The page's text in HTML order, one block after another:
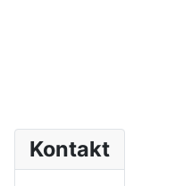
Kontakt